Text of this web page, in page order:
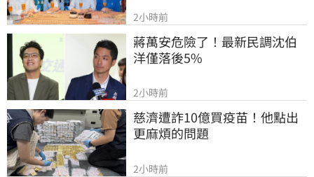
2小時前
蔣萬安危險了！最新民調沈伯
洋僅落後5%
2小時前
慈濟遭詐10億買疫苗！他點出
更麻煩的問題
2小時前